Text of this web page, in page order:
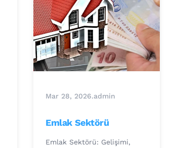
Mar 28, 2026.admin
Emlak Sektörü
Emlak Sektörü: Gelişimi,